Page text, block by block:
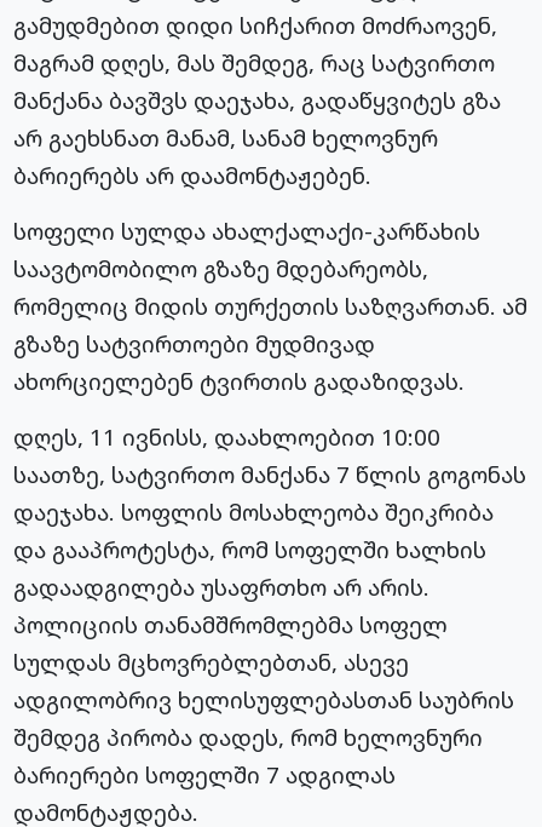
გამუდმებით დიდი სიჩქარით მოძრაოვენ,
მაგრამ დღეს, მას შემდეგ, რაც სატვირთო
მანქანა ბავშვს დაეჯახა, გადაწყვიტეს გზა
არ გაეხსნათ მანამ, სანამ ხელოვნურ
ბარიერებს არ დაამონტაჟებენ.
სოფელი სულდა ახალქალაქი-კარწახის
საავტომობილო გზაზე მდებარეობს,
რომელიც მიდის თურქეთის საზღვართან. ამ
გზაზე სატვირთოები მუდმივად
ახორციელებენ ტვირთის გადაზიდვას.
დღეს, 11 ივნისს, დაახლოებით 10:00
საათზე, სატვირთო მანქანა 7 წლის გოგონას
დაეჯახა. სოფლის მოსახლეობა შეიკრიბა
და გააპროტესტა, რომ სოფელში ხალხის
გადაადგილება უსაფრთხო არ არის.
პოლიციის თანამშრომლებმა სოფელ
სულდას მცხოვრებლებთან, ასევე
ადგილობრივ ხელისუფლებასთან საუბრის
შემდეგ პირობა დადეს, რომ ხელოვნური
ბარიერები სოფელში 7 ადგილას
დამონტაჟდება.